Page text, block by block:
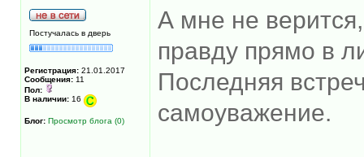
Постучалась в дверь
Регистрация: 21.01.2017
Сообщения: 11
Пол:
В наличии: 16
Блог: Просмотр блога (0)
А мне не
правду прямо в
Последняя
самоуважение.